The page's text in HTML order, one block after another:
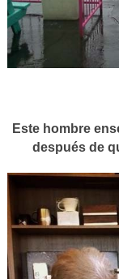
Este hombre
después de